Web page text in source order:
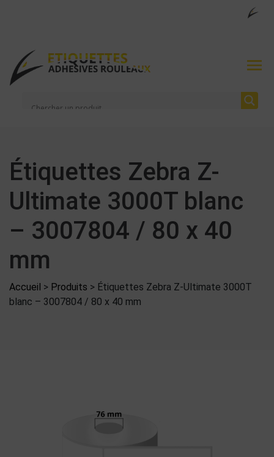
Étiquettes Zebra Z-
Ultimate 3000T blanc
– 3007804 / 80 x 40
mm
Accueil > Produits > Étiquettes Zebra Z-Ultimate 3000T
blanc – 3007804 / 80 x 40 mm